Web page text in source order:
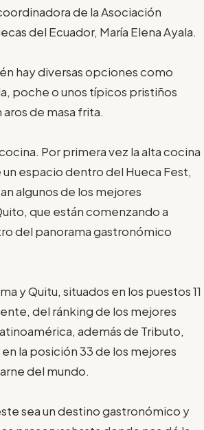
de la Asociación
del Ecuador, María Elena Ayala.
hay diversas opciones como
poche o unos típicos pristiños
de masa frita.
Por primera vez la alta cocina
espacio dentro del Hueca Fest,
algunos de los mejores
que están comenzando a
del panorama gastronómico
y Quitu, situados en los puestos 11
del ránking de los mejores
además de Tributo,
la posición 33 de los mejores
del mundo.
sea un destino gastronómico y